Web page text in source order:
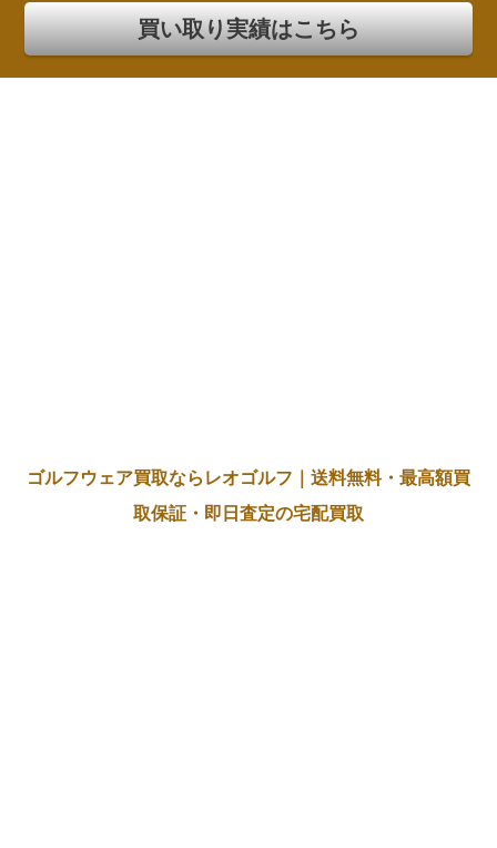
買い取り実績はこちら
ゴルフウェア買取ならレオゴルフ｜送料無料・最高額買
取保証・即日査定の宅配買取